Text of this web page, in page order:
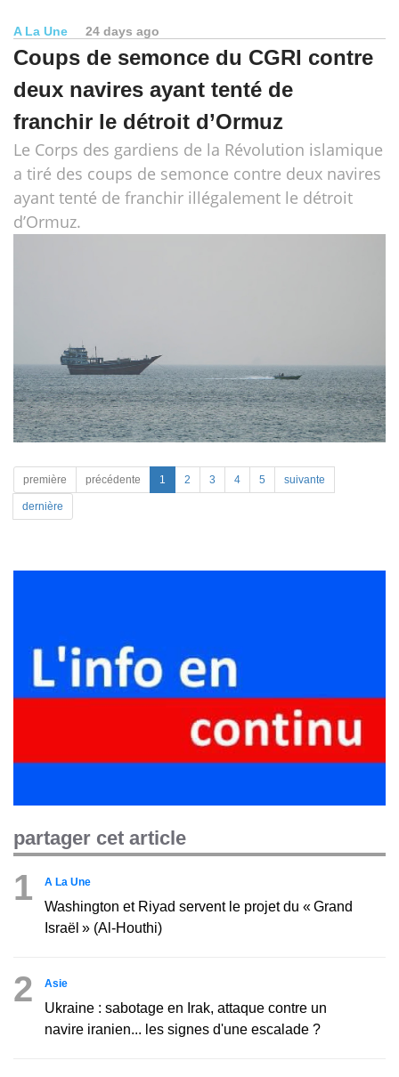
A La Une 24 days ago
Coups de semonce du CGRI contre
deux navires ayant tenté de
franchir le détroit d’Ormuz
Le Corps des gardiens de la Révolution islamique
a tiré des coups de semonce contre deux navires
ayant tenté de franchir illégalement le détroit
d’Ormuz.
première précédente 1 2 3 4 5 suivante
dernière
partager cet article
1 A La Une
Washington et Riyad servent le projet du « Grand
Israël » (Al-Houthi)
2 Asie
Ukraine : sabotage en Irak, attaque contre un
navire iranien... les signes d'une escalade ?